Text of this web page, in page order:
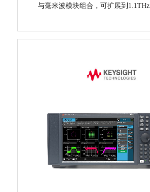
与毫米波模块组合，可扩展到1.1THz